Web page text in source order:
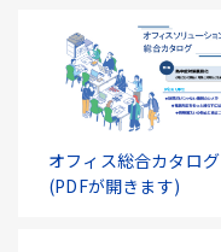
オフィス総合カタログ
(PDFが開きます)